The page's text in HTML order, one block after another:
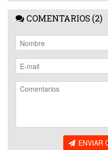
COMENTARIOS (2)
ENVIAR